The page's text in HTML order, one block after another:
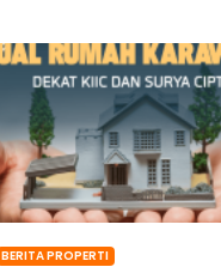
BERITA PROPERTI